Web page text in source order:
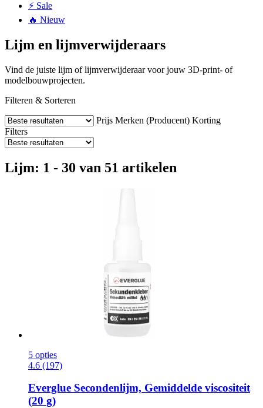
⚡ Sale
🔥 Nieuw
Lijm en lijmverwijderaars
Vind de juiste lijm of lijmverwijderaar voor jouw 3D-print- of
modelbouwprojecten.
Filteren & Sorteren
Prijs Merken (Producent) Korting
Filters
Lijm: 1 - 30 van 51 artikelen
5 opties
4.6 (197)
Everglue Secondenlijm, Gemiddelde viscositeit
(20 g)